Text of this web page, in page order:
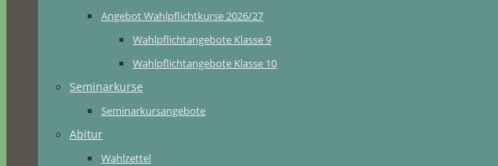
Angebot Wahlpflichtkurse 2026/27
Wahlpflichtangebote Klasse 9
Wahlpflichtangebote Klasse 10
Seminarkurse
Seminarkursangebote
Abitur
Wahlzettel